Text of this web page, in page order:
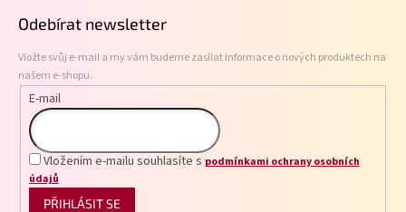
Odebírat newsletter
Vložte svůj e-mail a my vám budeme zasílat informace o nových produktech na
našem e-shopu.
E-mail
Vložením e-mailu souhlasíte s podmínkami ochrany osobních
údajů
PŘIHLÁSIT SE